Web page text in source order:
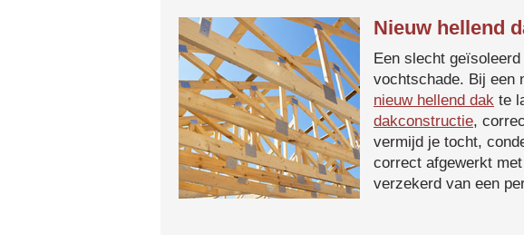
Nieuw hellend
Een slecht
vochtschade. Bij een
nieuw hellend dak te
dakconstructie,
vermijd je tocht,
correct afgewerkt met
verzekerd van een